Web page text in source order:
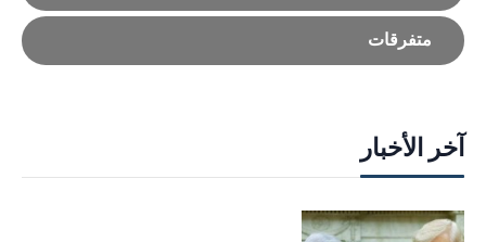
متفرقات
آخر الأخبار